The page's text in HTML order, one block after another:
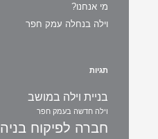
מי אנחנו?
וילה בנחלה עמק חפר
תגיות
בניית וילה במושב
וילה חדשה בעמק חפר
חברה לפיקוח בניה